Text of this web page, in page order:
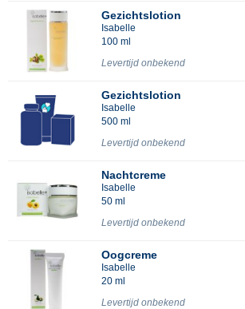
Gezichtslotion
Isabelle
100 ml
Levertijd onbekend
Gezichtslotion
Isabelle
500 ml
Levertijd onbekend
Nachtcreme
Isabelle
50 ml
Levertijd onbekend
Oogcreme
Isabelle
20 ml
Levertijd onbekend